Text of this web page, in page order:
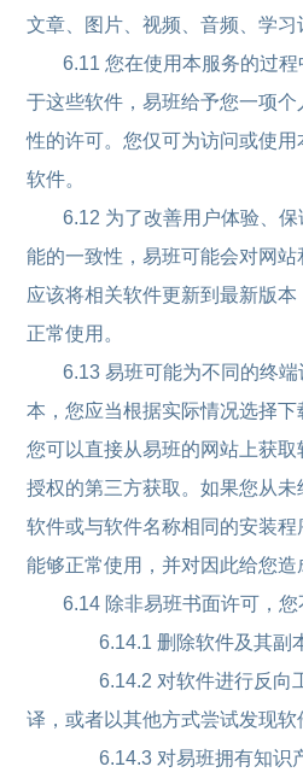
文章、图片、视频、音频、学习
6.11 您在使用本服务的过
于这些软件，易班给予您一项
性的许可。您仅可为访问或使
软件。
6.12 为了改善用户体验、
能的一致性，易班可能会对网
应该将相关软件更新到最新版
正常使用。
6.13 易班可能为不同的终
本，您应当根据实际情况选择下
您可以直接从易班的网站上获
授权的第三方获取。如果您从
软件或与软件名称相同的安装
能够正常使用，并对因此给您造
6.14 除非易班书面许可，您
6.14.1 删除软件及其副
6.14.2 对软件进行反向
译，或者以其他方式尝试发现软
6.14.3 对易班拥有知识